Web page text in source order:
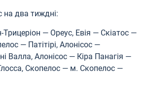
два тиждні:
— Ореус, Евія — Скіатос —
— Патітірі, Алонісос —
Валла, Алонісос — Кіра Панагія —
Скопелос — м. Скопелос —